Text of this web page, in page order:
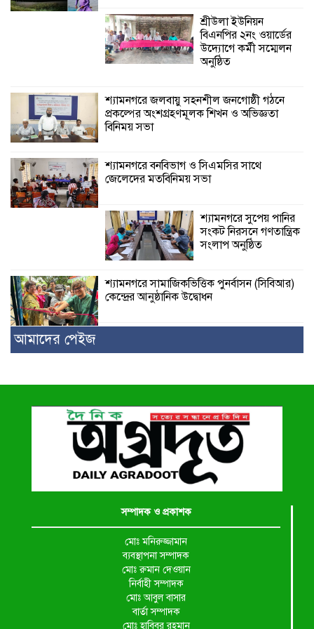
শ্রীউলা ইউনিয়ন
বিএনপির ২নং ওয়ার্ডের
উদ্যোগে কর্মী সম্মেলন
অনুষ্ঠিত
শ্যামনগরে জলবায়ু সহনশীল জনগোষ্ঠী গঠনে
প্রকল্পের অংশগ্রহণমূলক শিখন ও অভিজ্ঞতা
বিনিময় সভা
শ্যামনগরে বনবিভাগ ও সিএমসির সাথে
জেলেদের মতবিনিময় সভা
শ্যামনগরে সুপেয় পানির
সংকট নিরসনে গণতান্ত্রিক
সংলাপ অনুষ্ঠিত
শ্যামনগরে সামাজিকভিত্তিক পুনর্বাসন (সিবিআর)
কেন্দ্রের আনুষ্ঠানিক উদ্বোধন
আমাদের পেইজ
সম্পাদক ও প্রকাশক
মোঃ মনিরুজ্জামান
ব্যবস্থাপনা সম্পাদক
মোঃ রুমান দেওয়ান
নির্বাহী সম্পাদক
মোঃ আবুল বাসার
বার্তা সম্পাদক
মোঃ হাবিবুর রহমান